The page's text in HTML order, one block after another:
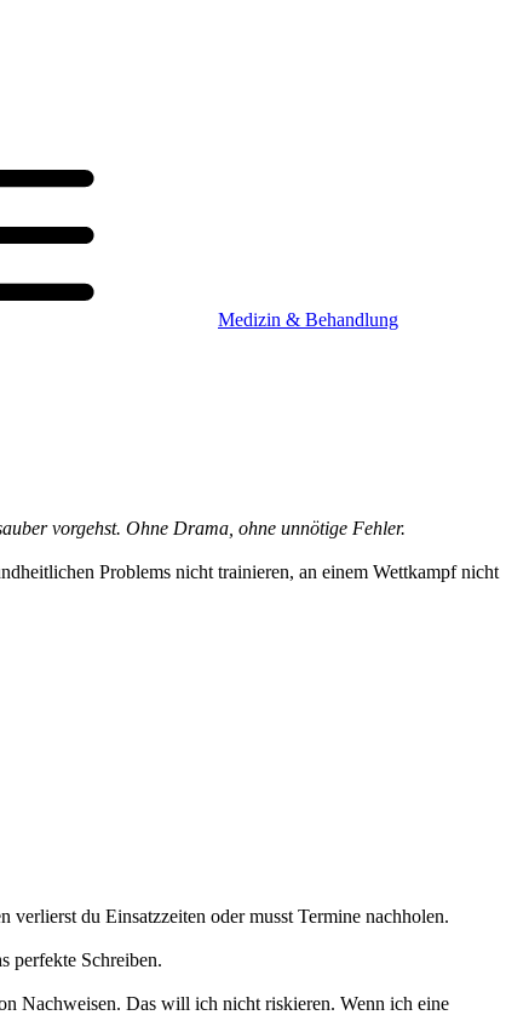
Medizin & Behandlung
vorgehst. Ohne Drama, ohne unnötige Fehler.
Problems nicht trainieren, an einem Wettkampf nicht
du Einsatzzeiten oder musst Termine nachholen.
perfekte Schreiben.
Nachweisen. Das will ich nicht riskieren. Wenn ich eine